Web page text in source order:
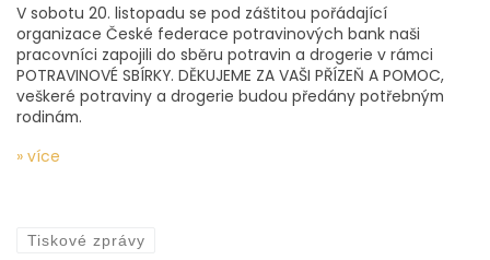
V sobotu 20. listopadu se pod záštitou pořádající
organizace České federace potravinových bank naši
pracovníci zapojili do sběru potravin a drogerie v rámci
POTRAVINOVÉ SBÍRKY. DĚKUJEME ZA VAŠI PŘÍZEŇ A POMOC,
veškeré potraviny a drogerie budou předány potřebným
rodinám.
» více
Tiskové zprávy